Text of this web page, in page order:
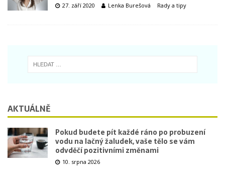
27. září 2020 Lenka Burešová Rady a tipy
AKTUÁLNĚ
Pokud budete pít každé ráno po probuzení
vodu na lačný žaludek, vaše tělo se vám
odvděčí pozitivními změnami
10. srpna 2026